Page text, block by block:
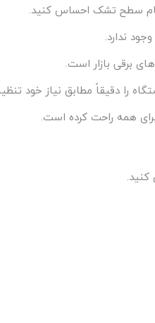
سطح تشک احساس کنید.
ندارد.
همه راحت کرده است.